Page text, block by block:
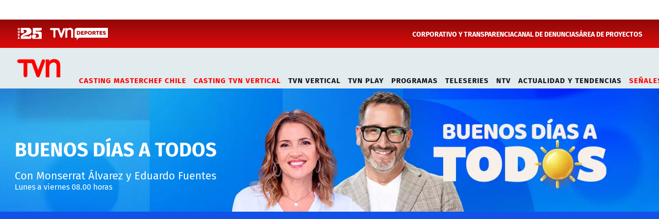
CORPORATIVO Y TRANSPARENCIACANAL DE DENUNCIASÁREA DE PROYECTOS
CASTING MASTERCHEF CHILE CASTING TVN VERTICAL TVN VERTICAL TVN PLAY PROGRAMAS TELESERIES NTV ACTUALIDAD Y TENDENCIAS
BUENOS DÍAS A TODOS
Con Monserrat Álvarez y Eduardo Fuentes
Lunes a viernes 08.00 horas